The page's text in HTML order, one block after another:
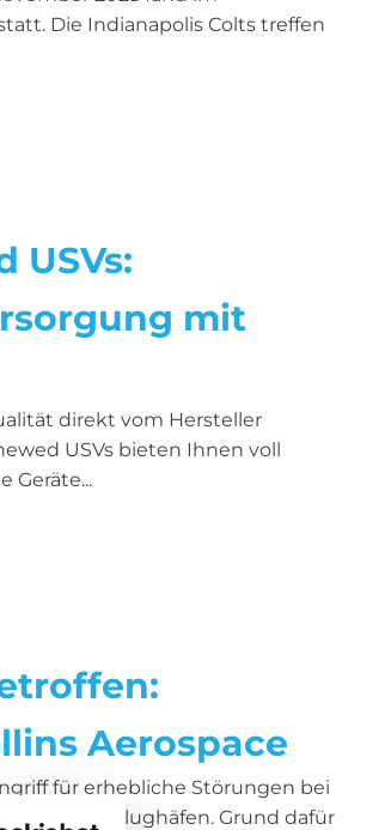
Die Indianapolis Colts treffen
USVs:
mit
direkt vom Hersteller
USVs bieten Ihnen voll
Geräte...
Aerospace
für erhebliche Störungen bei
Flughäfen. Grund dafür